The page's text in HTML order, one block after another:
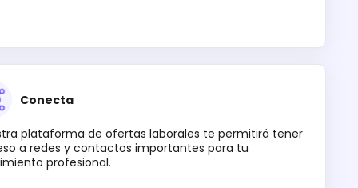
Conecta
plataforma de ofertas laborales te permitirá tener
a redes y contactos importantes para tu
profesional.